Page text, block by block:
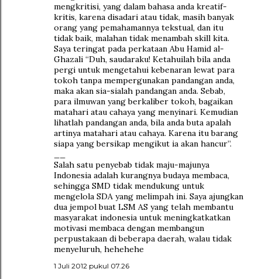
mengkritisi, yang dalam bahasa anda kreatif-
kritis, karena disadari atau tidak, masih banyak
orang yang pemahamannya tekstual, dan itu
tidak baik, malahan tidak menambah skill kita.
Saya teringat pada perkataan Abu Hamid al-
Ghazali “Duh, saudaraku! Ketahuilah bila anda
pergi untuk mengetahui kebenaran lewat para
tokoh tanpa mempergunakan pandangan anda,
maka akan sia-sialah pandangan anda. Sebab,
para ilmuwan yang berkaliber tokoh, bagaikan
matahari atau cahaya yang menyinari. Kemudian
lihatlah pandangan anda, bila anda buta apalah
artinya matahari atau cahaya. Karena itu barang
siapa yang bersikap mengikut ia akan hancur”.
Salah satu penyebab tidak maju-majunya
Indonesia adalah kurangnya budaya membaca,
sehingga SMD tidak mendukung untuk
mengelola SDA yang melimpah ini. Saya ajungkan
dua jempol buat LSM AS yang telah membantu
masyarakat indonesia untuk meningkatkatkan
motivasi membaca dengan membangun
perpustakaan di beberapa daerah, walau tidak
menyeluruh, hehehehe
1 Juli 2012 pukul 07.26